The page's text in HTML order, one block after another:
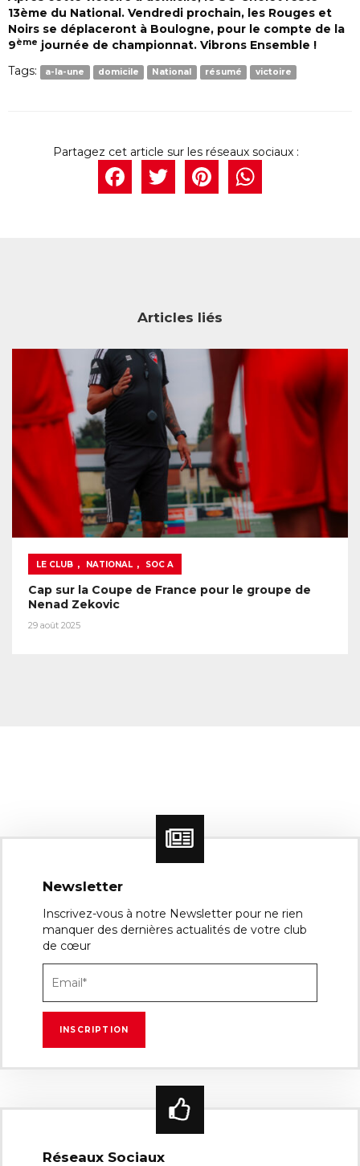
13ème du National. Vendredi prochain, les Rouges et
Noirs se déplaceront à Boulogne, pour le compte de la
9ème journée de championnat. Vibrons Ensemble !
Tags:
a-la-une domicile National résumé victoire
Facebook
Twitter
Articles liés
LE CLUB , NATIONAL , SOC A
Cap sur la Coupe de France pour le groupe de
Nenad Zekovic
29 août 2025
Newsletter
Inscrivez-vous à notre Newsletter pour ne rien
manquer des dernières actualités de votre club
de cœur
Réseaux Sociaux